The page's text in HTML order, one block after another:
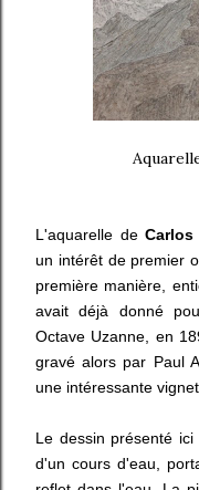
L'aquarelle deCarlos
un intérêt de premier
première manière,
avait déjà donné
Octave Uzanne, en
gravé alors par Paul
une intéressante
Le dessin présenté
d'un cours d'eau,